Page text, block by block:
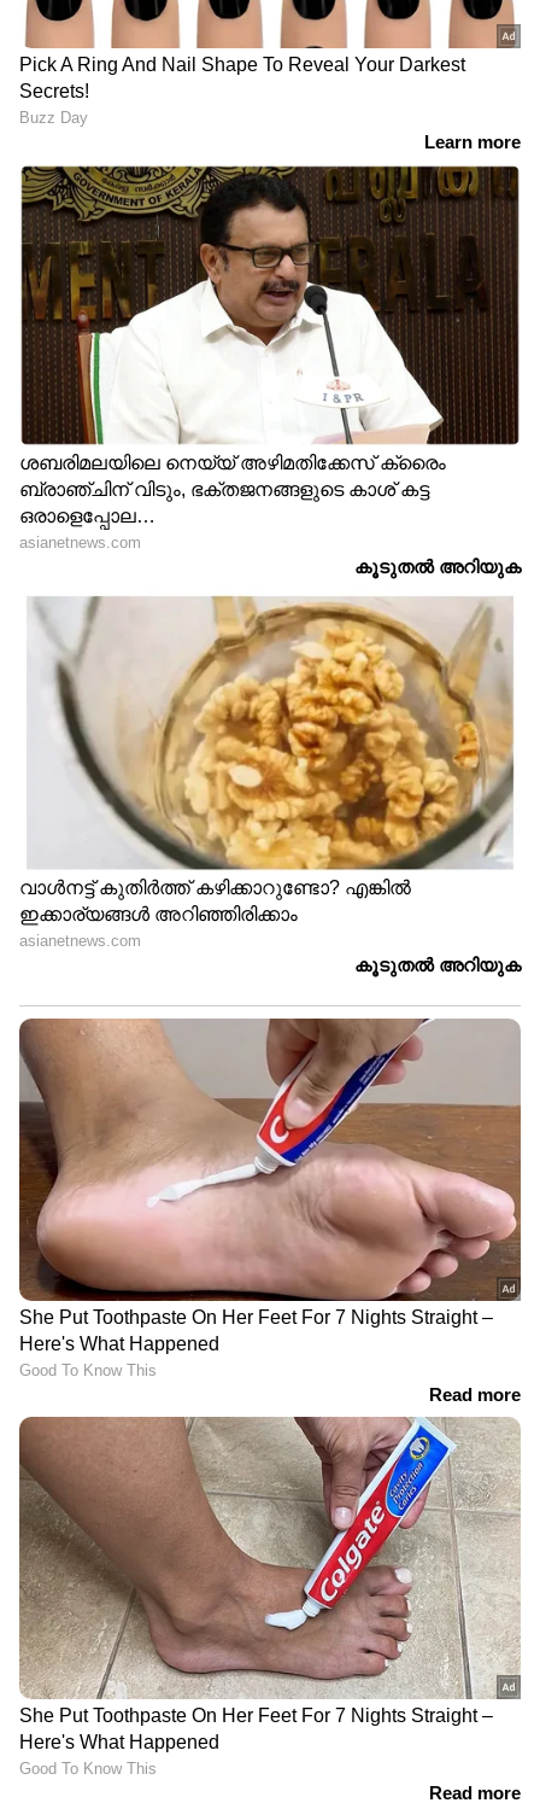
റിപ്പോര്‍ട്ടുകള്‍, ഫീച്ചറുകള്‍, അഭിമുഖങ്ങള്‍,
ലേഖനങ്ങള്‍ തുടങ്ങിയവ പ്രസിദ്ധീകരിച്ചു. പ്രിന്റ്,
ഡിജിറ്റല്‍ മീഡിയകളില്‍ പ്രവര്‍ത്തനപരിചയം. ഇ
മെയില്‍: resmi@asianetnews.in
Follow Us
ഏഷ്യാനെറ്റ് ന്യൂസ് മലയാളത്തിലൂടെHealth
News
മികച്ച ജീവിതം നയിക്കാൻ സഹായിക്കുന്ന
ടിപ്സുകളും ലേഖനങ്ങളും — നിങ്ങളുടെ
ദിവസങ്ങളെ കൂടുതൽ മനോഹരമാക്കാൻ
Asianet News Malayalam
DOWNLOAD APP
RECOMMENDED STORIES
വാൾനട്ട് കുതിർത്ത്
കഴിക്കാറുണ്ടോ? എങ്കിൽ
ഇക്കാര്യങ്ങൾ
അറിഞ്ഞിരിക്കാം
അത്താഴത്തിന് ശേഷം ഈ
പാനീയം പതിവായി
കുടിക്കും, ഇത് ദഹനാരോ​
ഗ്യത്തിന് മികച്ചതാണെന്ന്
സോഹ അലി ഖാൻ
ജനന സമയത്തെ
മുഴുവൻ സംരക്ഷണം
ഈ അഞ്ച് ലക്ഷണങ്ങൾ
അവ​ഗണിക്കരുത്
LATEST VIDEOS
ഇന്ത്യൻ ബാങ്കിനെ തട്ടിച്ച് DSA;
കൊച്ചിയിൽ 29 കോടി തട്ടിച്ച്
മൈമോ ഫിനാൻഷ്യൽ സർവീസസ് |
Indian bank
കർണാടകത്തിൽ KSRTC ബസ്
അപകടത്തിൽപ്പെട്ട സംഭവം:
സിംഗിൾ ഡ്രൈവർ ഡ്യൂട്ടിയാണ്
അപകടകാരണമെന്ന് ജീവനക്കാർ